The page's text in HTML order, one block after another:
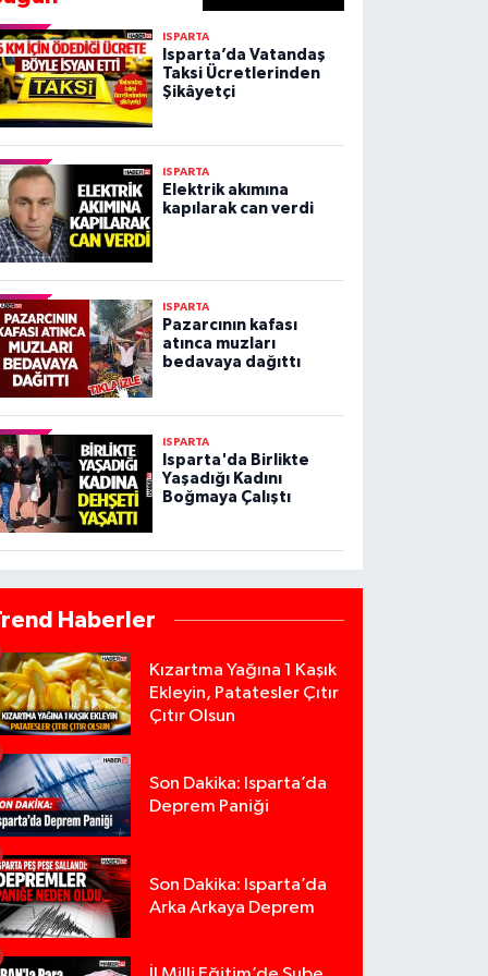
ISPARTA
Isparta’da Vatandaş
Taksi Ücretlerinden
Şikâyetçi
ISPARTA
Elektrik akımına
kapılarak can verdi
ISPARTA
Pazarcının kafası
atınca muzları
bedavaya dağıttı
ISPARTA
Isparta'da Birlikte
Yaşadığı Kadını
Boğmaya Çalıştı
Haberler
Kızartma Yağına 1 Kaşık
Ekleyin, Patatesler Çıtır
Çıtır Olsun
Son Dakika: Isparta’da
Deprem Paniği
Son Dakika: Isparta’da
Arka Arkaya Deprem